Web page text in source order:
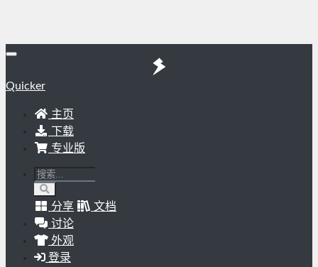
Quicker
主页
下载
专业版
分享
文档
讨论
外观
登录